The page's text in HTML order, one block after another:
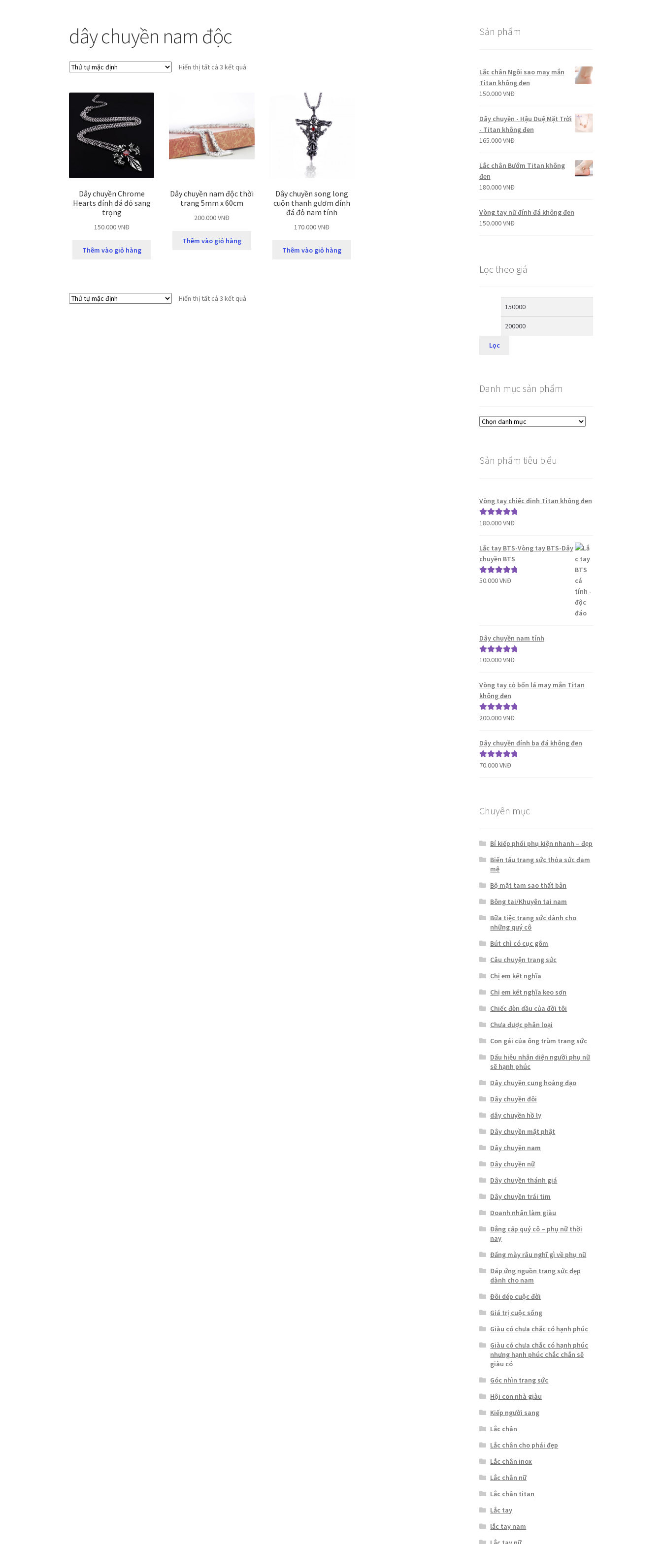
dây chuyền nam độc
Hiển thị tất cả 3 kết quả
Dây chuyền Chrome
Hearts đính đá đỏ sang
trọng
150.000VNĐ
Thêm vào giỏ hàng
Dây chuyền nam độc thời
trang 5mm x 60cm
200.000VNĐ
Thêm vào giỏ hàng
Dây chuyền song long
cuộn thanh gươm đính
đá đỏ nam tính
170.000VNĐ
Thêm vào giỏ hàng
Hiển thị tất cả 3 kết quả
Sản phẩm
Lắc chân Ngôi sao may mắn
Titan không đen
150.000VNĐ
Dây chuyền - Hậu Duệ Mặt Trời
- Titan không đen
165.000VNĐ
Lắc chân Bướm Titan không
đen
180.000VNĐ
Vòng tay nữ đính đá không đen
150.000VNĐ
Lọc theo giá
Lọc
Danh mục sản phẩm
Sản phẩm tiêu biểu
Vòng tay chiếc đinh Titan không đen
Được xếp
sao
180.000VNĐ
Lắc tay BTS-Vòng tay BTS-Dây
chuyền BTS
Được xếp
50.000VNĐ
Dây chuyền nam tính
Được xếp
sao
100.000VNĐ
Vòng tay cỏ bốn lá may mắn Titan
không đen
Được xếp
sao
200.000VNĐ
Dây chuyền đính ba đá không đen
Được xếp
70.000VNĐ
Chuyên mục
Bí kiếp phối phụ kiện nhanh – đẹp
Biến tấu trang sức thỏa sức đam
mê
Bộ mặt tam sao thất bản
Bông tai/Khuyên tai nam
Bữa tiệc trang sức dành cho
những quý cô
Bút chì có cục gôm
Câu chuyện trang sức
Chị em kết nghĩa
Chị em kết nghĩa keo sơn
Chiếc đèn dầu của đời tôi
Chưa được phân loại
Con gái của ông trùm trang sức
Dấu hiệu nhận diện người phụ nữ
sẽ hạnh phúc
Dây chuyền cung hoàng đạo
Dây chuyền đôi
dây chuyền hồ ly
Dây chuyền mặt phật
Dây chuyền nam
Dây chuyền nữ
Dây chuyền thánh giá
Dây chuyền trái tim
Doanh nhân làm giàu
Đẳng cấp quý cô – phụ nữ thời
nay
Đấng mày râu nghĩ gì về phụ nữ
Đáp ứng nguồn trang sức đẹp
dành cho nam
Đôi dép cuộc đời
Giá trị cuộc sống
Giàu có chưa chắc có hạnh phúc
Giàu có chưa chắc có hạnh phúc
nhưng hạnh phúc chắc chắn sẽ
giàu có
Góc nhìn trang sức
Hội con nhà giàu
Kiếp người sang
Lắc chân
Lắc chân cho phái đẹp
Lắc chân inox
Lắc chân nữ
Lắc chân titan
Lắc tay
lắc tay nam